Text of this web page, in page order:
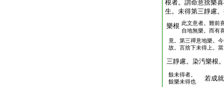
根者。謂命意捨樂
生。未得第三靜慮
樂根 此文意者。難前
自地無樂。而有
竟。第三禪意地樂。
故。言捨下未得上。
三靜慮。染汚樂根
餘未得者。
餘樂未得也
若成就